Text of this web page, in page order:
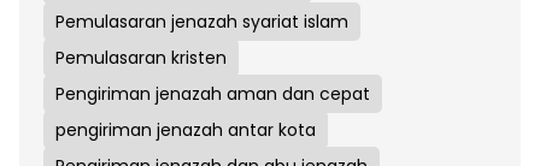
Pemulasaran jenazah syariat islam
Pemulasaran kristen
Pengiriman jenazah aman dan cepat
pengiriman jenazah antar kota